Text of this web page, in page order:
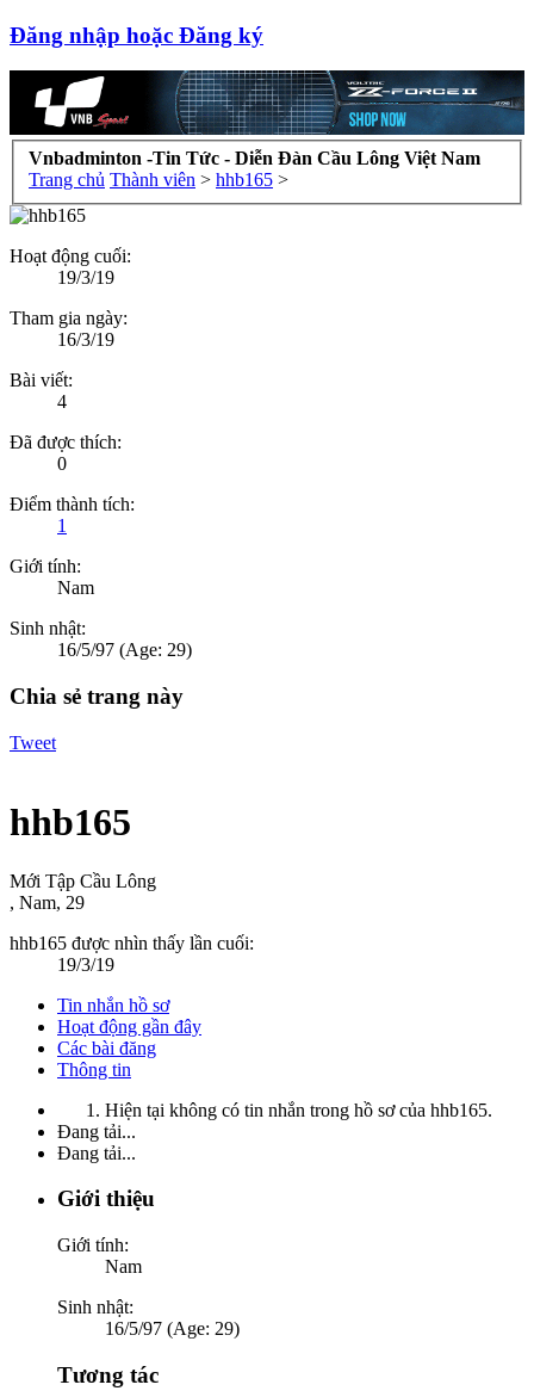
Đăng nhập hoặc Đăng ký
Vnbadminton -Tin Tức - Diễn Đàn Cầu Lông Việt Nam
Trang chủ Thành viên > hhb165 >
Hoạt động cuối:
19/3/19
Tham gia ngày:
16/3/19
Bài viết:
4
Đã được thích:
0
Điểm thành tích:
1
Giới tính:
Nam
Sinh nhật:
16/5/97 (Age: 29)
Chia sẻ trang này
Tweet
hhb165
Mới Tập Cầu Lông
, Nam, 29
hhb165 được nhìn thấy lần cuối:
19/3/19
Tin nhắn hồ sơ
Hoạt động gần đây
Các bài đăng
Thông tin
Hiện tại không có tin nhắn trong hồ sơ của hhb165.
Đang tải...
Đang tải...
Giới thiệu
Giới tính:
Nam
Sinh nhật:
16/5/97 (Age: 29)
Tương tác